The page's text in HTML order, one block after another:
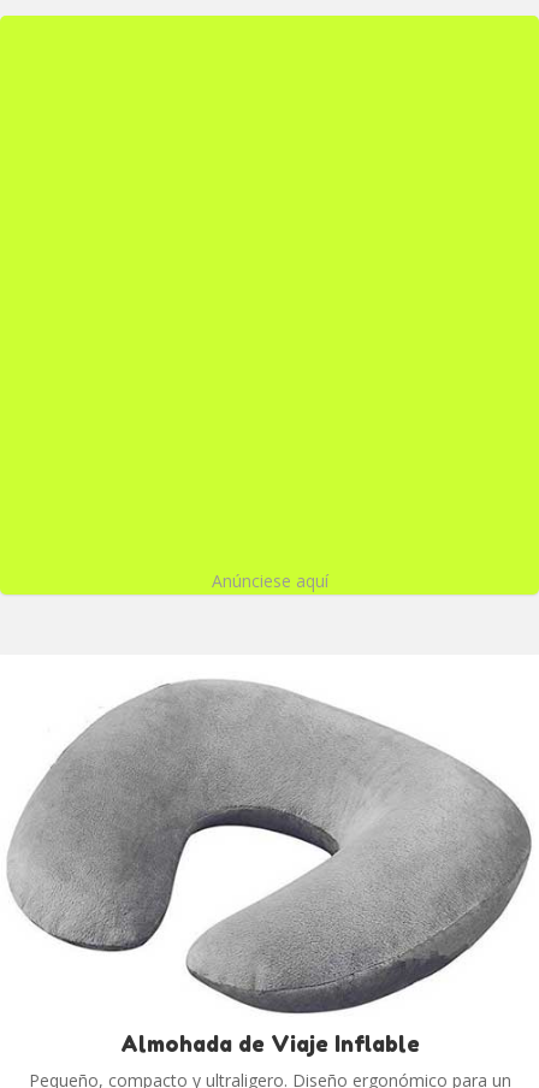
Anúnciese aquí
Almohada de Viaje Inflable
Pequeño, compacto y ultraligero. Diseño ergonómico para un